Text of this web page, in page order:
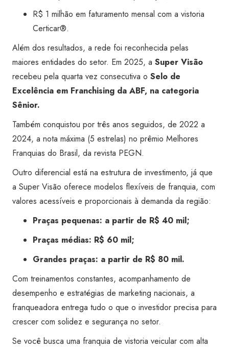
R$ 1 milhão em faturamento mensal com a vistoria
Certicar®.
Além dos resultados, a rede foi reconhecida pelas
maiores entidades do setor. Em 2025, a Super Visão
recebeu pela quarta vez consecutiva o Selo de
Excelência em Franchising da ABF, na categoria
Sênior.
Também conquistou por três anos seguidos, de 2022 a
2024, a nota máxima (5 estrelas) no prêmio Melhores
Franquias do Brasil, da revista PEGN.
Outro diferencial está na estrutura de investimento, já que
a Super Visão oferece modelos flexíveis de franquia, com
valores acessíveis e proporcionais à demanda da região:
Praças pequenas: a partir de R$ 40 mil;
Praças médias: R$ 60 mil;
Grandes praças: a partir de R$ 80 mil.
Com treinamentos constantes, acompanhamento de
desempenho e estratégias de marketing nacionais, a
franqueadora entrega tudo o que o investidor precisa para
crescer com solidez e segurança no setor.
Se você busca uma franquia de vistoria veicular com alta